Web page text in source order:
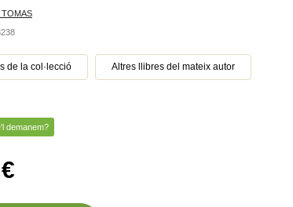
TOMAS
de la col·lecció Altres llibres del mateix autor
demanem?